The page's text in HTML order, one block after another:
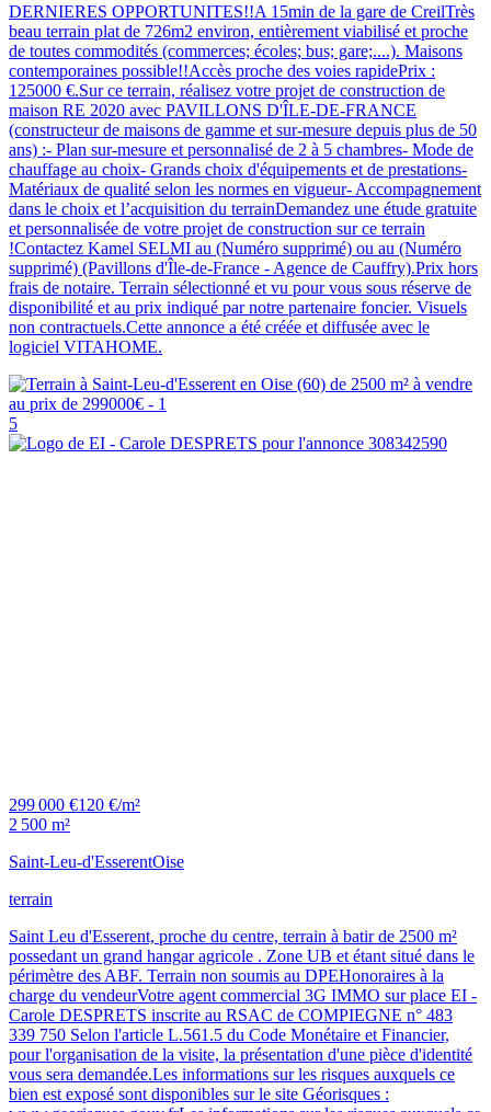
DERNIERES OPPORTUNITES!!A 15min de la gare de CreilTrès
beau terrain plat de 726m2 environ, entièrement viabilisé et proche
de toutes commodités (commerces; écoles; bus; gare;....). Maisons
contemporaines possible!!Accès proche des voies rapidePrix :
125000 €.Sur ce terrain, réalisez votre projet de construction de
maison RE 2020 avec PAVILLONS D'ÎLE-DE-FRANCE
(constructeur de maisons de gamme et sur-mesure depuis plus de 50
ans) :- Plan sur-mesure et personnalisé de 2 à 5 chambres- Mode de
chauffage au choix- Grands choix d'équipements et de prestations-
Matériaux de qualité selon les normes en vigueur- Accompagnement
dans le choix et l’acquisition du terrainDemandez une étude gratuite
et personnalisée de votre projet de construction sur ce terrain
!Contactez Kamel SELMI au (Numéro supprimé) ou au (Numéro
supprimé) (Pavillons d'Île-de-France - Agence de Cauffry).Prix hors
frais de notaire. Terrain sélectionné et vu pour vous sous réserve de
disponibilité et au prix indiqué par notre partenaire foncier. Visuels
non contractuels.Cette annonce a été créée et diffusée avec le
logiciel VITAHOME.
5
299 000 €120 €/m²
2 500 m²
Saint-Leu-d'EsserentOise
terrain
Saint Leu d'Esserent, proche du centre, terrain à batir de 2500 m²
possedant un grand hangar agricole . Zone UB et étant situé dans le
périmètre des ABF. Terrain non soumis au DPEHonoraires à la
charge du vendeurVotre agent commercial 3G IMMO sur place EI -
Carole DESPRETS inscrite au RSAC de COMPIEGNE n° 483
339 750 Selon l'article L.561.5 du Code Monétaire et Financier,
pour l'organisation de la visite, la présentation d'une pièce d'identité
vous sera demandée.Les informations sur les risques auxquels ce
bien est exposé sont disponibles sur le site Géorisques :